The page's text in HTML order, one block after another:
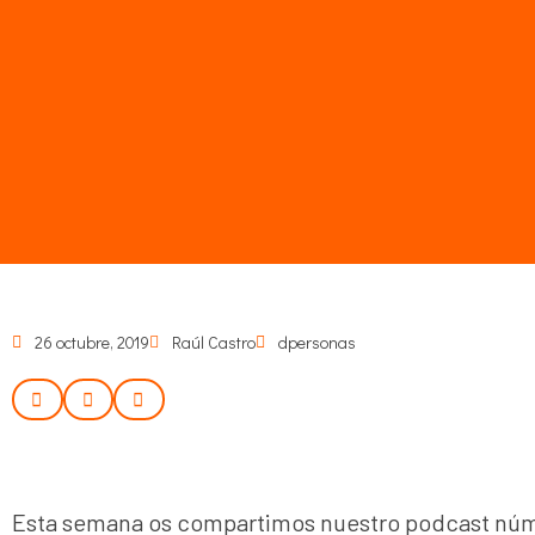
26 octubre, 2019 Raúl Castro dpersonas
Esta semana os compartimos nuestro podcast